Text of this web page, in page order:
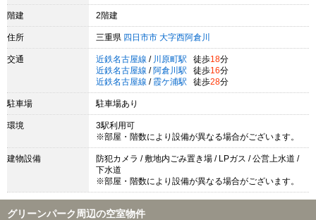
階建 2階建
住所 三重県 四日市市 大字西阿倉川
交通 近鉄名古屋線 / 川原町駅 徒歩18分
近鉄名古屋線 / 阿倉川駅 徒歩16分
近鉄名古屋線 / 霞ケ浦駅 徒歩28分
駐車場 駐車場あり
環境
3駅利用可
※部屋・階数により設備が異なる場合がございます。
建物設備
防犯カメラ / 敷地内ごみ置き場 / LPガス / 公営上水道 /
下水道
※部屋・階数により設備が異なる場合がございます。
グリーンパーク周辺の空室物件